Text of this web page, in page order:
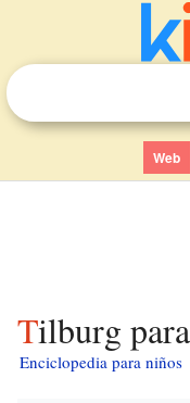
Web
Tilburg
Enciclopedia para niños